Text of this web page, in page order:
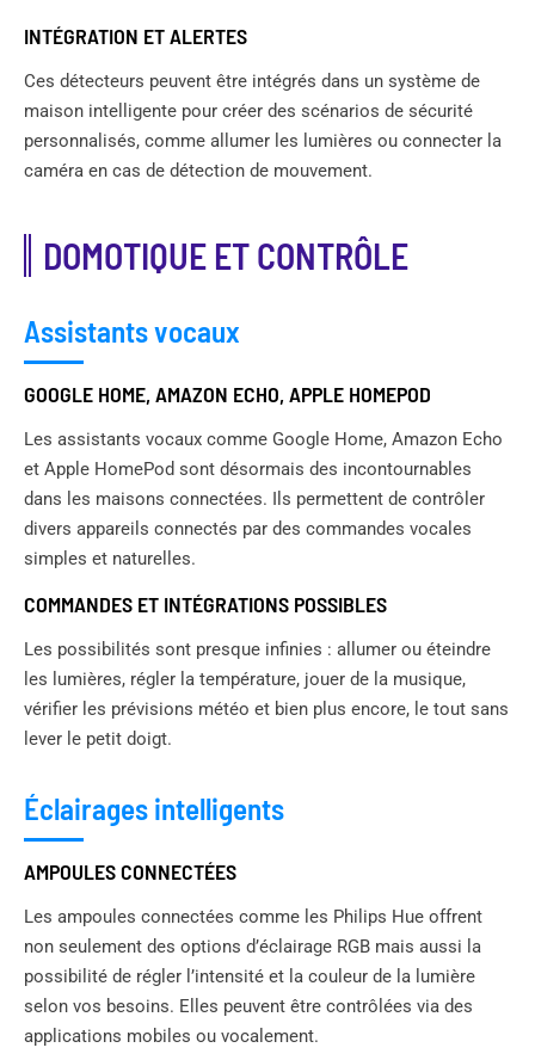
INTÉGRATION ET ALERTES
Ces détecteurs peuvent être intégrés dans un système de
maison intelligente pour créer des scénarios de sécurité
personnalisés, comme allumer les lumières ou connecter la
caméra en cas de détection de mouvement.
DOMOTIQUE ET CONTRÔLE
Assistants vocaux
GOOGLE HOME, AMAZON ECHO, APPLE HOMEPOD
Les assistants vocaux comme Google Home, Amazon Echo
et Apple HomePod sont désormais des incontournables
dans les maisons connectées. Ils permettent de contrôler
divers appareils connectés par des commandes vocales
simples et naturelles.
COMMANDES ET INTÉGRATIONS POSSIBLES
Les possibilités sont presque infinies : allumer ou éteindre
les lumières, régler la température, jouer de la musique,
vérifier les prévisions météo et bien plus encore, le tout sans
lever le petit doigt.
Éclairages intelligents
AMPOULES CONNECTÉES
Les ampoules connectées comme les Philips Hue offrent
non seulement des options d’éclairage RGB mais aussi la
possibilité de régler l’intensité et la couleur de la lumière
selon vos besoins. Elles peuvent être contrôlées via des
applications mobiles ou vocalement.